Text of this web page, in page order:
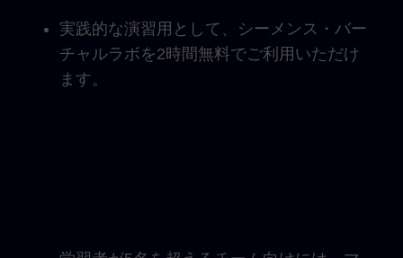
実践的な演習用として、シーメンス・バー
チャルラボを2時間無料でご利用いただけ
ます。